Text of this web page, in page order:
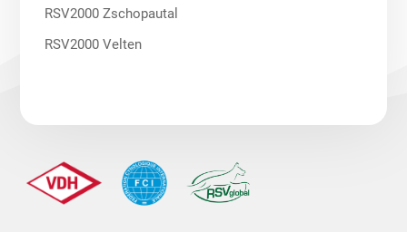
RSV2000 Zschopautal
RSV2000 Velten